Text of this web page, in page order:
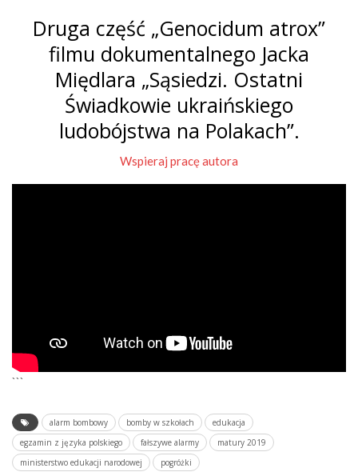
Druga część „Genocidum atrox”
filmu dokumentalnego Jacka
Międlara „Sąsiedzi. Ostatni
Świadkowie ukraińskiego
ludobójstwa na Polakach”.
Wspieraj pracę autora
```
alarm bombowy bomby w szkołach
edukacja
egzamin z języka polskiego
fałszywe alarmy
matury 2019
ministerstwo edukacji narodowej
pogróżki